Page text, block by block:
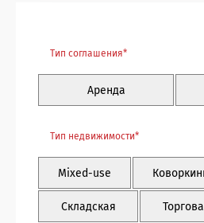
Мероприятия
Медиа
Антикризисные услуги торговая
Антикризисные услуги жилая
Антикризисные услуги офисная
Тип соглашения*
Аренда
Тип недвижимости*
Mixed-use
Складская